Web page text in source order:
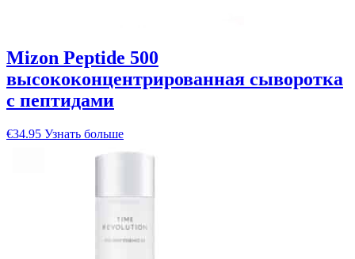
Mizon Peptide 500
высококонцентрированная сыворотка
с пептидами
€34.95 Узнать больше